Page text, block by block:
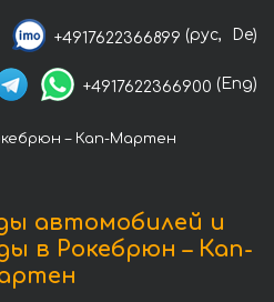
+4917622366899 (рус, De)
+4917622366900 (Eng)
– Кап-Мартен
автомобилей и
в Рокебрюн – Кап-